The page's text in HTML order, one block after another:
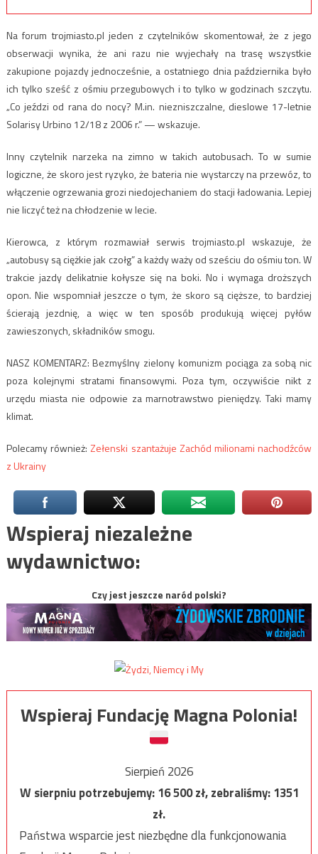
Na forum trojmiasto.pl jeden z czytelników skomentował, że z jego
obserwacji wynika, że ani razu nie wyjechały na trasę wszystkie
zakupione pojazdy jednocześnie, a ostatniego dnia października było
ich tylko sześć z ośmiu przegubowych i to tylko w godzinach szczytu.
„Co jeździ od rana do nocy? M.in. niezniszczalne, dieslowe 17-letnie
Solarisy Urbino 12/18 z 2006 r.” — wskazuje.
Inny czytelnik narzeka na zimno w takich autobusach. To w sumie
logiczne, że skoro jest ryzyko, że bateria nie wystarczy na przewóz, to
włączenie ogrzewania grozi niedojechaniem do stacji ładowania. Lepiej
nie liczyć też na chłodzenie w lecie.
Kierowca, z którym rozmawiał serwis trojmiasto.pl wskazuje, że
„autobusy są ciężkie jak czołg” a każdy waży od sześciu do ośmiu ton. W
trakcie jazdy delikatnie kołysze się na boki. No i wymaga droższych
opon. Nie wspomniał jeszcze o tym, że skoro są cięższe, to bardziej
ścierają jezdnię, a więc w ten sposób produkują więcej pyłów
zawieszonych, składników smogu.
NASZ KOMENTARZ: Bezmyślny zielony komunizm pociąga za sobą nic
poza kolejnymi stratami finansowymi. Poza tym, oczywiście nikt z
urzędu miasta nie odpowie za marnotrawstwo pieniędzy. Taki mamy
klimat.
Polecamy również:Zełenski szantażuje Zachód milionami nachodźców
z Ukrainy
Wspieraj niezależne
wydawnictwo:
Czy jest jeszcze naród polski?
Wspieraj Fundację Magna Polonia!
Sierpień 2026
W sierpniu potrzebujemy:16 500zł, zebraliśmy:1351
zł.
Państwa wsparcie jest niezbędne dla funkcjonowania